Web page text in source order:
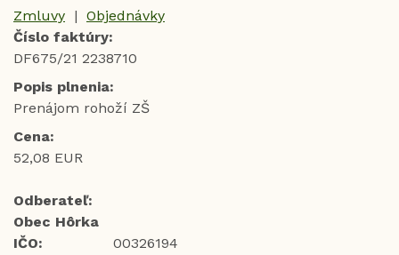
Zmluvy | Objednávky
Číslo faktúry:
DF675/21 2238710
Popis plnenia:
Prenájom rohoží ZŠ
Cena:
52,08 EUR
Odberateľ:
Obec Hôrka
IČO:
00326194